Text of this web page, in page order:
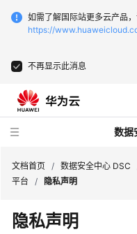
如需了解国际站更多云产品，
https://
不再显示此消息
数据
最
新
文档首页 / 数据安全中心 DSC
平台
/ 隐私声明
隐私声明